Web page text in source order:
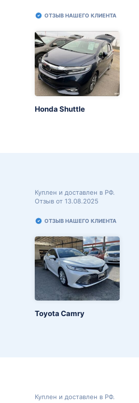
ОТЗЫВ НАШЕГО КЛИЕНТА
Honda Shuttle
Куплен и доставлен в РФ.
Отзыв от 13.08.2025
ОТЗЫВ НАШЕГО КЛИЕНТА
Toyota Camry
Куплен и доставлен в РФ.